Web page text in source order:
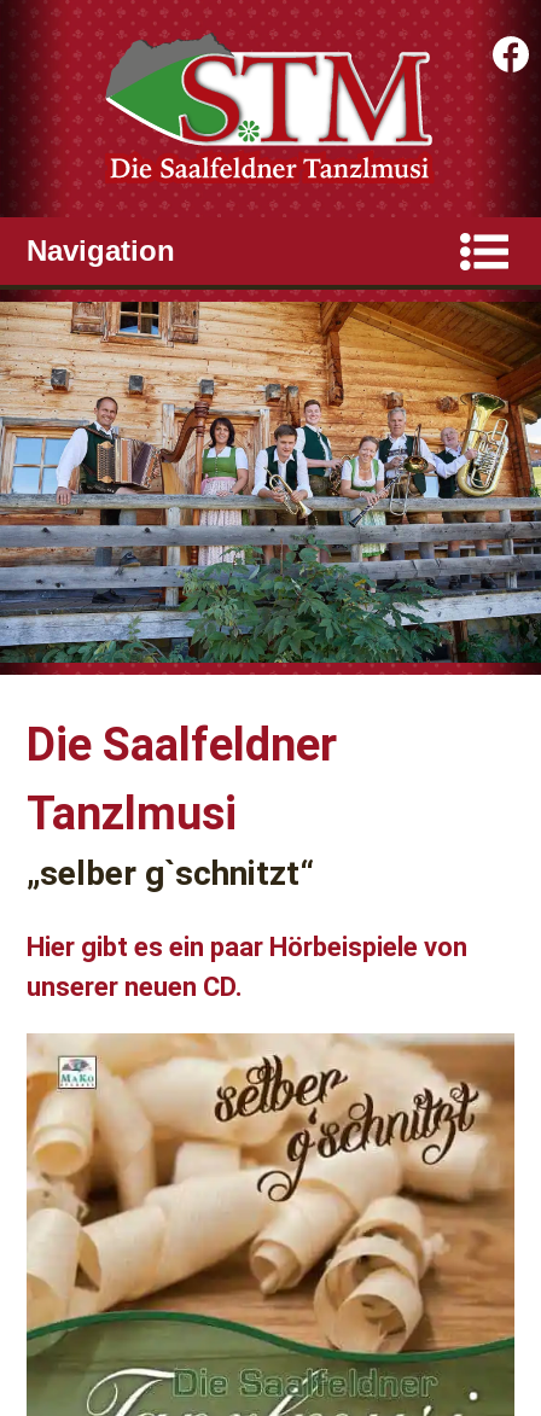
Die Saalfeldner
Tanzlmusi
„selber g`schnitzt“
Hier gibt es ein paar Hörbeispiele von
unserer neuen CD.